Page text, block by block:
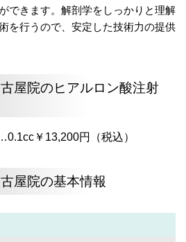
できます。解剖学をしっかりと理解
を行うので、安定した技術力の提供
屋院のヒアルロン酸注射
￥13,200円（税込）
屋院の基本情報